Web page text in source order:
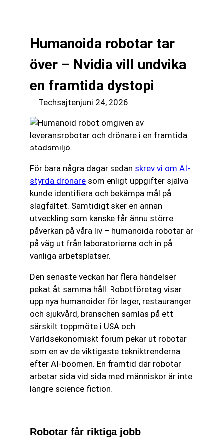
Humanoida robotar tar
över – Nvidia vill undvika
en framtida dystopi
Techsajtenjuni 24, 2026
För bara några dagar sedan skrev vi om AI-
styrda drönare som enligt uppgifter själva
kunde identifiera och bekämpa mål på
slagfältet. Samtidigt sker en annan
utveckling som kanske får ännu större
påverkan på våra liv – humanoida robotar är
på väg ut från laboratorierna och in på
vanliga arbetsplatser.
Den senaste veckan har flera händelser
pekat åt samma håll. Robotföretag visar
upp nya humanoider för lager, restauranger
och sjukvård, branschen samlas på ett
särskilt toppmöte i USA och
Världsekonomiskt forum pekar ut robotar
som en av de viktigaste tekniktrenderna
efter AI-boomen. En framtid där robotar
arbetar sida vid sida med människor är inte
längre science fiction.
Robotar får riktiga jobb